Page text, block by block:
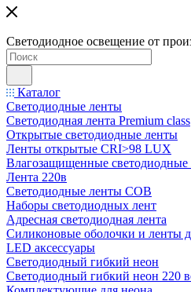
Светодиодное освещение от
Каталог
Светодиодные ленты
Светодиодная лента Premium class
Открытые светодиодные ленты
Ленты открытые CRI>98 LUX
Влагозащищенные светодиодные
Лента 220в
Светодиодные ленты COB
Наборы светодиодных лент
Адресная светодиодная лента
Силиконовые оболочки и ленты
LED аксессуары
Светодиодный гибкий неон
Светодиодный гибкий неон 220